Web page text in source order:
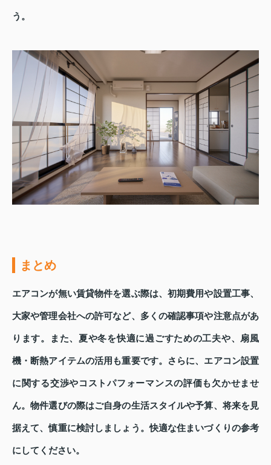
う。
まとめ
エアコンが無い賃貸物件を選ぶ際は、初期費用や設置工事、
大家や管理会社への許可など、多くの確認事項や注意点があ
ります。また、夏や冬を快適に過ごすための工夫や、扇風
機・断熱アイテムの活用も重要です。さらに、エアコン設置
に関する交渉やコストパフォーマンスの評価も欠かせませ
ん。物件選びの際はご自身の生活スタイルや予算、将来を見
据えて、慎重に検討しましょう。快適な住まいづくりの参考
にしてください。